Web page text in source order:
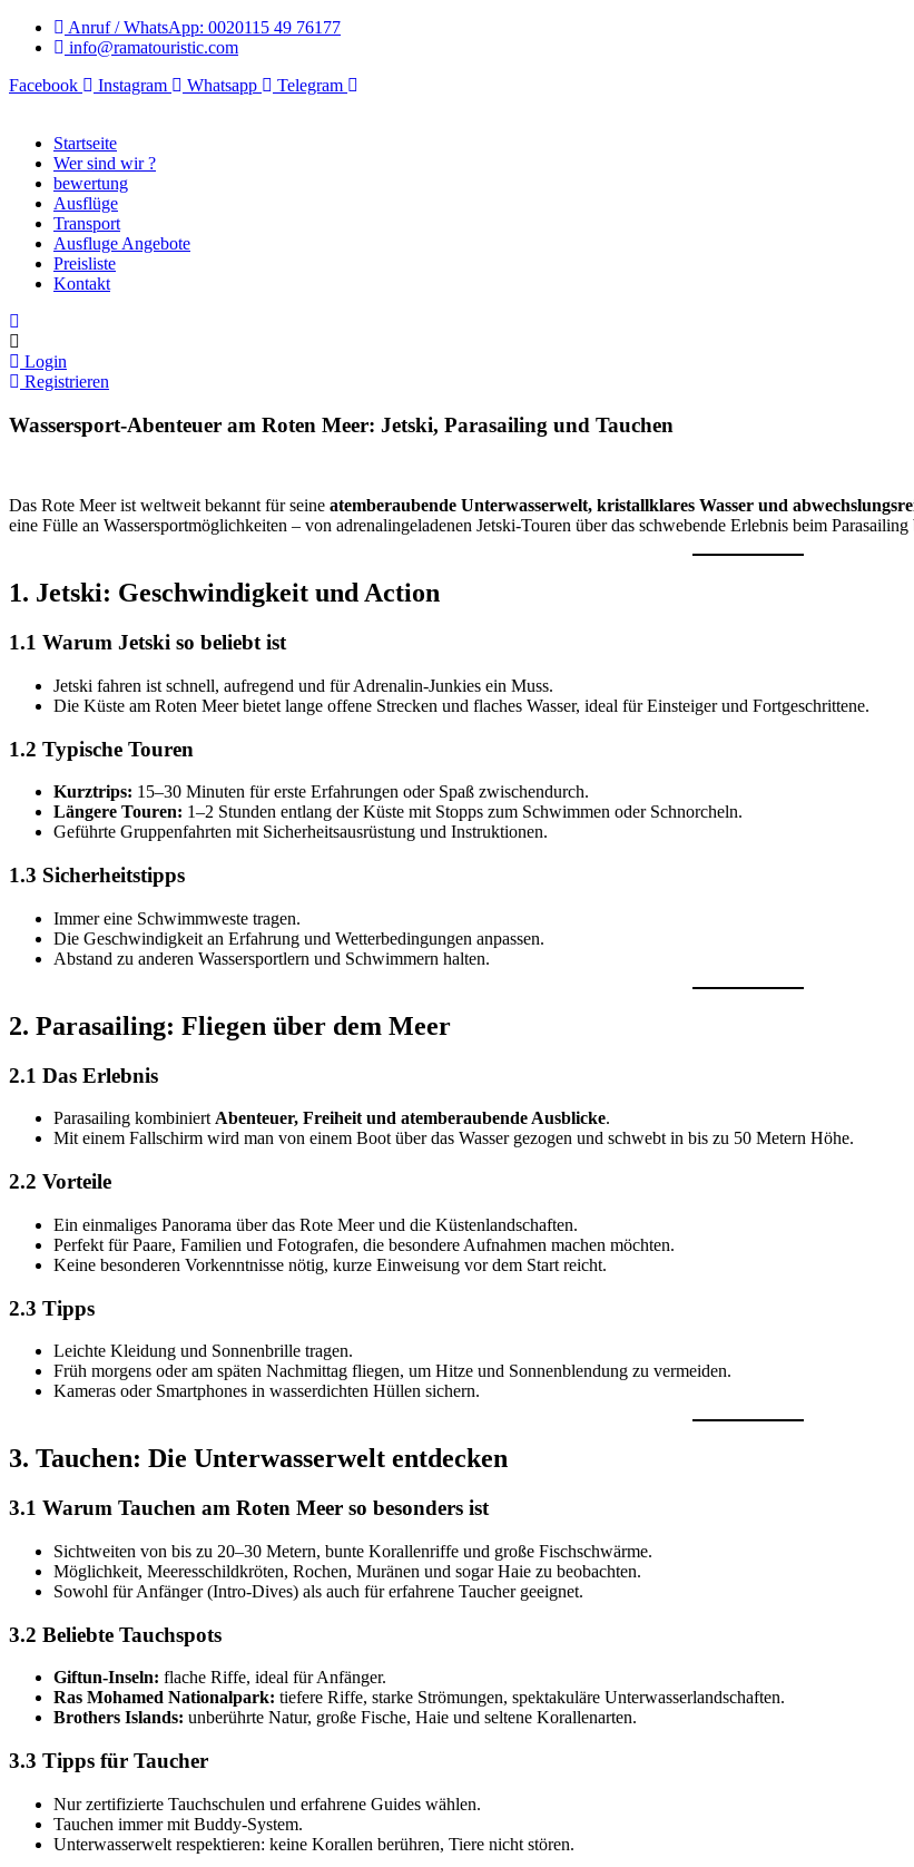
Anruf / WhatsApp: 0020115 49 76177
info@ramatouristic.com
Facebook
Instagram Whatsapp Telegram
Startseite
Wer sind wir ?
bewertung
Ausflüge
Transport
Ausfluge Angebote
Preisliste
Kontakt
Login
Registrieren
Wassersport-Abenteuer am Roten Meer: Jetski, Parasailing und Tauchen
Das Rote Meer ist weltweit bekannt für seine atemberaubende Unterwasserwelt, kristallklares Wasser und
eine Fülle an Wassersportmöglichkeiten – von adrenalingeladenen Jetski-Touren über das schwebende Erlebnis beim
1. Jetski: Geschwindigkeit und Action
1.1 Warum Jetski so beliebt ist
Jetski fahren ist schnell, aufregend und für Adrenalin-Junkies ein Muss.
Die Küste am Roten Meer bietet lange offene Strecken und flaches Wasser, ideal für Einsteiger und Fortgeschrittene.
1.2 Typische Touren
Kurztrips: 15–30 Minuten für erste Erfahrungen oder Spaß zwischendurch.
Längere Touren: 1–2 Stunden entlang der Küste mit Stopps zum Schwimmen oder Schnorcheln.
Geführte Gruppenfahrten mit Sicherheitsausrüstung und Instruktionen.
1.3 Sicherheitstipps
Immer eine Schwimmweste tragen.
Die Geschwindigkeit an Erfahrung und Wetterbedingungen anpassen.
Abstand zu anderen Wassersportlern und Schwimmern halten.
2. Parasailing: Fliegen über dem Meer
2.1 Das Erlebnis
Parasailing kombiniert Abenteuer, Freiheit und atemberaubende Ausblicke.
Mit einem Fallschirm wird man von einem Boot über das Wasser gezogen und schwebt in bis zu 50 Metern Höhe.
2.2 Vorteile
Ein einmaliges Panorama über das Rote Meer und die Küstenlandschaften.
Perfekt für Paare, Familien und Fotografen, die besondere Aufnahmen machen möchten.
Keine besonderen Vorkenntnisse nötig, kurze Einweisung vor dem Start reicht.
2.3 Tipps
Leichte Kleidung und Sonnenbrille tragen.
Früh morgens oder am späten Nachmittag fliegen, um Hitze und Sonnenblendung zu vermeiden.
Kameras oder Smartphones in wasserdichten Hüllen sichern.
3. Tauchen: Die Unterwasserwelt entdecken
3.1 Warum Tauchen am Roten Meer so besonders ist
Sichtweiten von bis zu 20–30 Metern, bunte Korallenriffe und große Fischschwärme.
Möglichkeit, Meeresschildkröten, Rochen, Muränen und sogar Haie zu beobachten.
Sowohl für Anfänger (Intro-Dives) als auch für erfahrene Taucher geeignet.
3.2 Beliebte Tauchspots
Giftun-Inseln: flache Riffe, ideal für Anfänger.
Ras Mohamed Nationalpark: tiefere Riffe, starke Strömungen, spektakuläre Unterwasserlandschaften.
Brothers Islands: unberührte Natur, große Fische, Haie und seltene Korallenarten.
3.3 Tipps für Taucher
Nur zertifizierte Tauchschulen und erfahrene Guides wählen.
Tauchen immer mit Buddy-System.
Unterwasserwelt respektieren: keine Korallen berühren, Tiere nicht stören.